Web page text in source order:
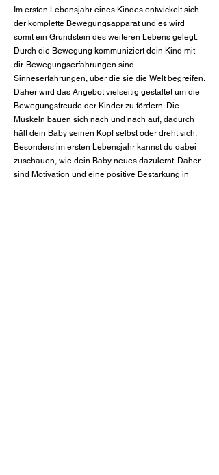
Im ersten Lebensjahr eines Kindes entwickelt sich
der komplette Bewegungsapparat und es wird
somit ein Grundstein des weiteren Lebens gelegt.
Durch die Bewegung kommuniziert dein Kind mit
dir. Bewegungserfahrungen sind
Sinneserfahrungen, über die sie die Welt begreifen.
Daher wird das Angebot vielseitig gestaltet um die
Bewegungsfreude der Kinder zu fördern. Die
Muskeln bauen sich nach und nach auf, dadurch
hält dein Baby seinen Kopf selbst oder dreht sich.
Besonders im ersten Lebensjahr kannst du dabei
zuschauen, wie dein Baby neues dazulernt. Daher
sind Motivation und eine positive Bestärkung in